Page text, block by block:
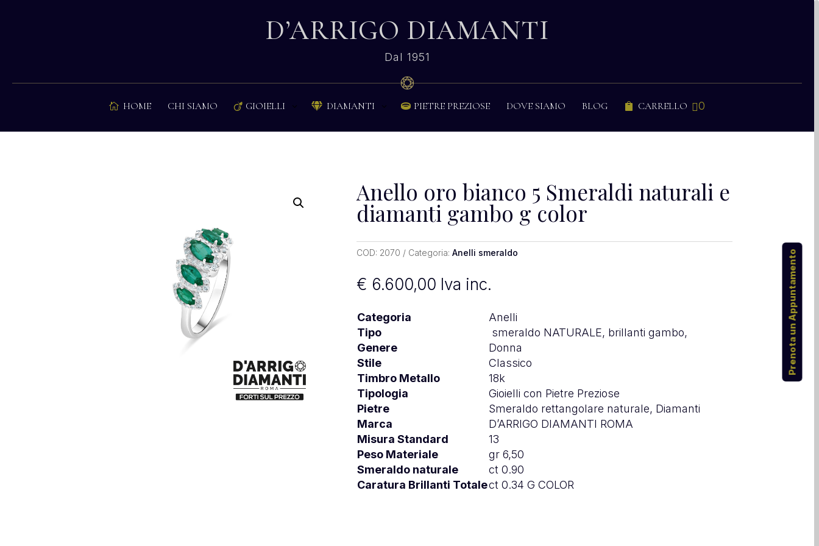
D’ARRIGO DIAMANTI
Dal 1951
 HOME CHI SIAMO  GIOIELLI  DIAMANTI  PIETRE PREZIOSE DOVE SIAMO BLOG  CARRELLO 0
Anello oro bianco 5 Smeraldi naturali e
diamanti gambo g color
COD: 2070 Categoria: Anelli smeraldo
€ 6.600,00 Iva inc.
Categoria
Anelli
Tipo
smeraldo NATURALE, brillanti gambo,
Genere
Donna
Stile
Classico
Timbro Metallo
18k
Tipologia
Gioielli con Pietre Preziose
Pietre
Smeraldo rettangolare naturale, Diamanti
Marca
D’ARRIGO DIAMANTI ROMA
Misura Standard
13
Peso Materiale
gr 6,50
Smeraldo naturale
ct 0.90
Caratura Brillanti Totalect 0.34 G COLOR
Prenota un Appuntamento